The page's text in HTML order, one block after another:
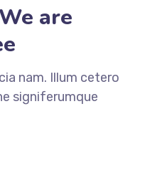
are
nam. Illum cetero
signiferumque